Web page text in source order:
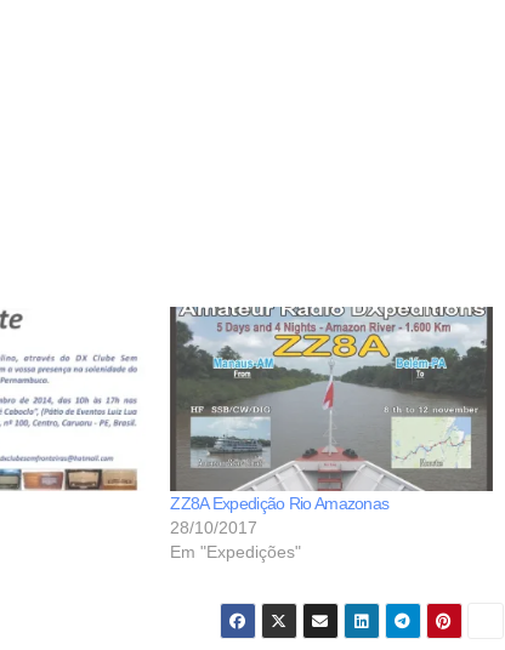
ZZ8A Expedição Rio Amazonas
28/10/2017
Em "Expedições"